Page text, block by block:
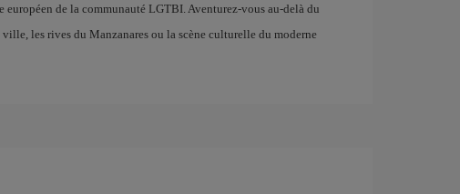
de la communauté LGTBI. Aventurez-vous au-delà du
les rives du Manzanares ou la scène culturelle du moderne